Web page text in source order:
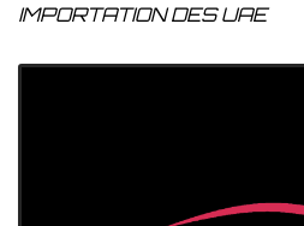
IMPORTATION DES UAE